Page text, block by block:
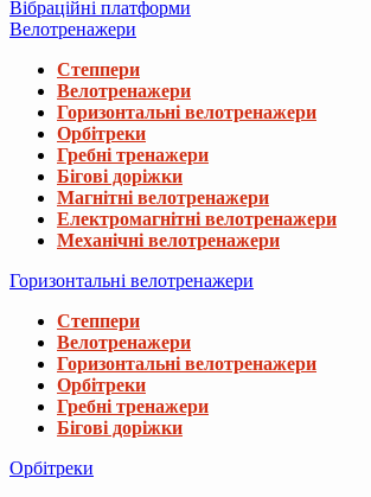
Вібраційні платформи
Велотренажери
Степпери
Велотренажери
Горизонтальні велотренажери
Орбітреки
Гребні тренажери
Бігові доріжки
Магнітні велотренажери
Електромагнітні велотренажери
Механічні велотренажери
Горизонтальні велотренажери
Степпери
Велотренажери
Горизонтальні велотренажери
Орбітреки
Гребні тренажери
Бігові доріжки
Орбітреки